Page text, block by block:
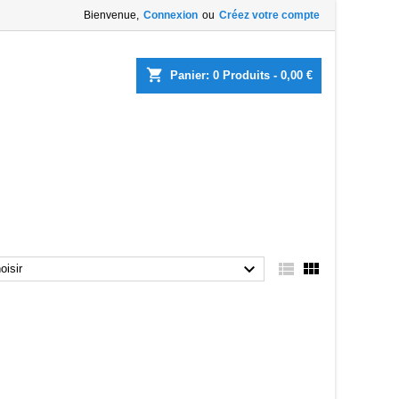
Bienvenue, Connexion ou Créez votre compte
shopping_cart Panier: 0 Produits - 0,00 €
  